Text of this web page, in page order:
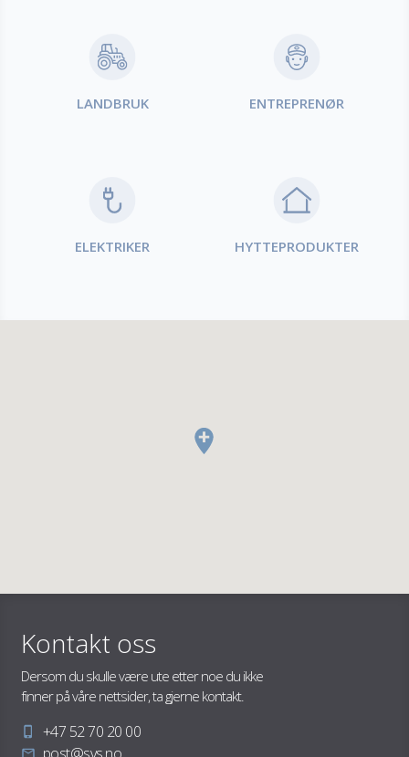
LANDBRUK ENTREPRENØR
ELEKTRIKER HYTTEPRODUKTER
Kontakt oss
Dersom du skulle være ute etter noe du ikke
finner på våre nettsider, ta gjerne kontakt.
Telefon+47 52 70 20 00
E-